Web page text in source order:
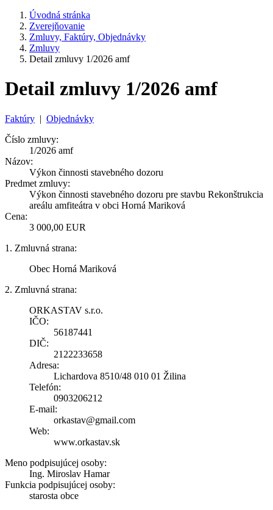
Úvodná stránka
Zverejňovanie
Zmluvy, Faktúry, Objednávky
Zmluvy
Detail zmluvy 1/2026 amf
Detail zmluvy 1/2026 amf
Faktúry | Objednávky
Číslo zmluvy:
1/2026 amf
Názov:
Výkon činnosti stavebného dozoru
Predmet zmluvy:
Výkon činnosti stavebného dozoru pre stavbu Rekonštrukcia
areálu amfiteátra v obci Horná Mariková
Cena:
3 000,00 EUR
1. Zmluvná strana:
Obec Horná Mariková
2. Zmluvná strana:
ORKASTAV s.r.o.
IČO:
56187441
DIČ:
2122233658
Adresa:
Lichardova 8510/48 010 01 Žilina
Telefón:
0903206212
E-mail:
orkastav@gmail.com
Web:
www.orkastav.sk
Meno podpisujúcej osoby:
Ing. Miroslav Hamar
Funkcia podpisujúcej osoby:
starosta obce